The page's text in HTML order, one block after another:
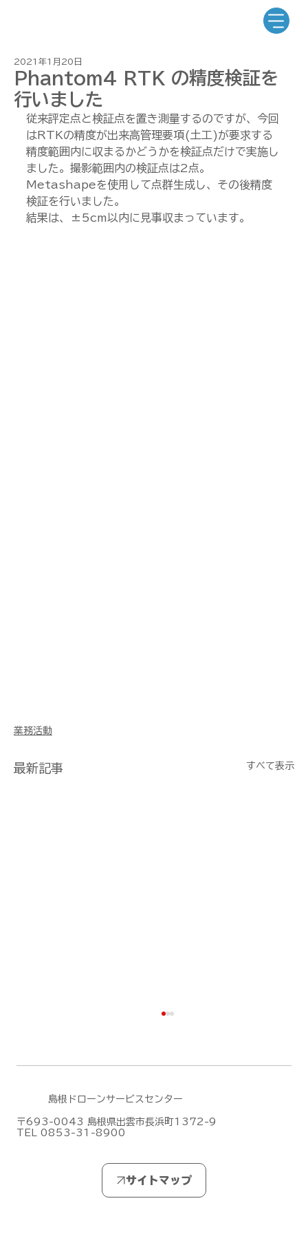
Phantom4 RTK の精度検証を
行いました
2021年1月20日
従来評定点と検証点を置き測量するのですが、今回
はRTKの精度が出来高管理要項(土工)が要求する
精度範囲内に収まるかどうかを検証点だけで実施し
ました。撮影範囲内の検証点は2点。
Metashapeを使用して点群生成し、その後精度
検証を行いました。
結果は、±5cm以内に見事収まっています。
業務活動
最新記事 すべて表示
DJI Dock 3による遠隔監視・自動運用
島根ドローンサービスセンター
〒693-0043 島根県出雲市長浜町1372-9
TEL 0853-31-8900